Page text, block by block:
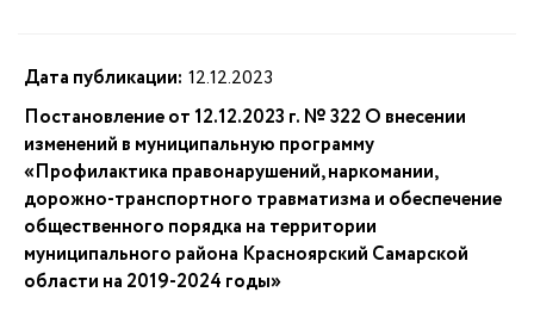
Дата публикации: 12.12.2023
Постановление от 12.12.2023 г. № 322 О внесении
изменений в муниципальную программу
«Профилактика правонарушений, наркомании,
дорожно-транспортного травматизма и обеспечение
общественного порядка на территории
муниципального района Красноярский Самарской
области на 2019-2024 годы»